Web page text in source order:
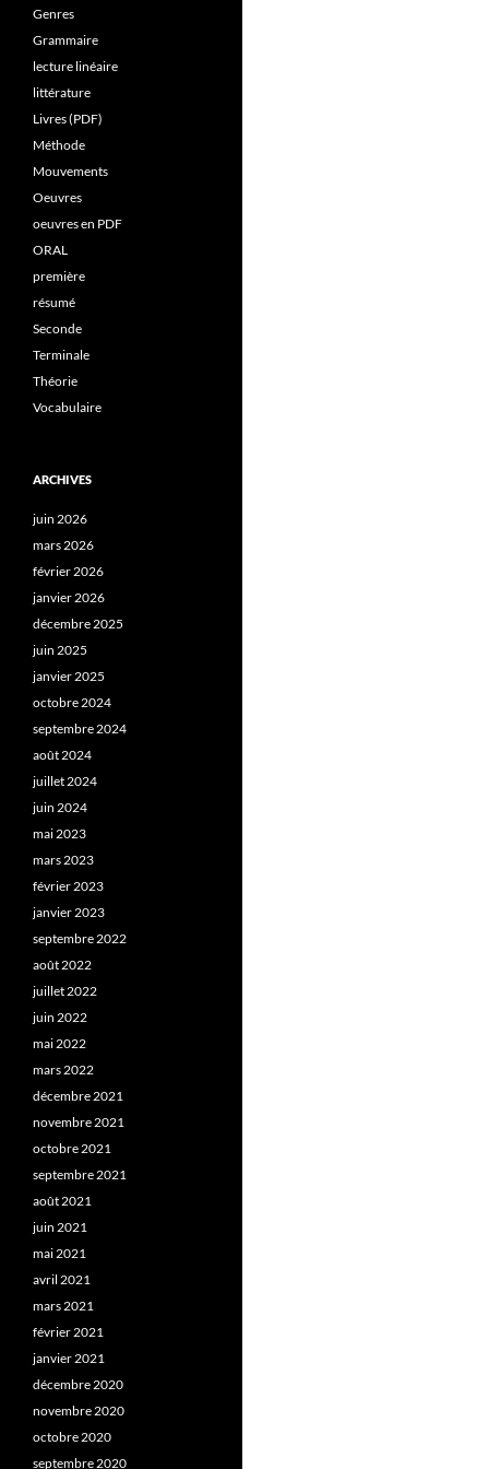
Genres
Grammaire
lecture linéaire
littérature
Livres (PDF)
Méthode
Mouvements
Oeuvres
oeuvres en PDF
ORAL
première
résumé
Seconde
Terminale
Théorie
Vocabulaire
ARCHIVES
juin 2026
mars 2026
février 2026
janvier 2026
décembre 2025
juin 2025
janvier 2025
octobre 2024
septembre 2024
août 2024
juillet 2024
juin 2024
mai 2023
mars 2023
février 2023
janvier 2023
septembre 2022
août 2022
juillet 2022
juin 2022
mai 2022
mars 2022
décembre 2021
novembre 2021
octobre 2021
septembre 2021
août 2021
juin 2021
mai 2021
avril 2021
mars 2021
février 2021
janvier 2021
décembre 2020
novembre 2020
octobre 2020
septembre 2020